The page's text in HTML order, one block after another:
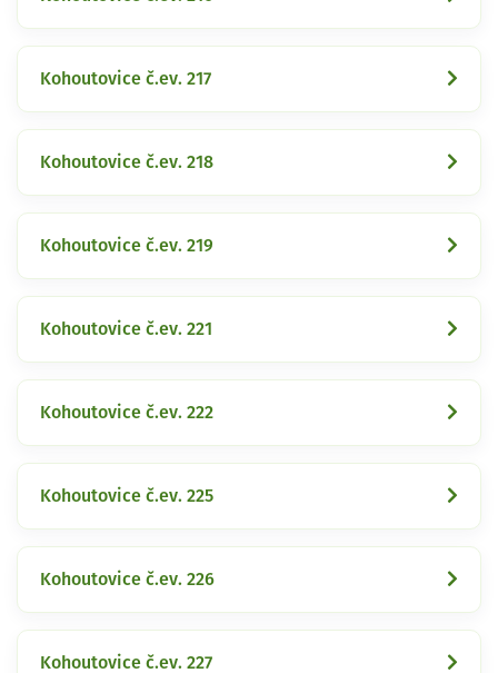
Kohoutovice č.ev. 217
Kohoutovice č.ev. 218
Kohoutovice č.ev. 219
Kohoutovice č.ev. 221
Kohoutovice č.ev. 222
Kohoutovice č.ev. 225
Kohoutovice č.ev. 226
Kohoutovice č.ev. 227